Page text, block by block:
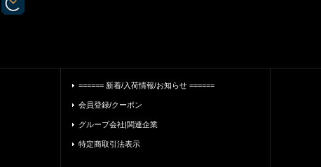
====== 新着/入荷情報/お知らせ ======
会員登録/クーポン
グループ会社|関連企業
特定商取引法表示